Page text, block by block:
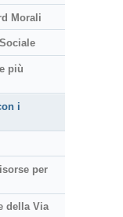
Morali
più
i
per
della Via